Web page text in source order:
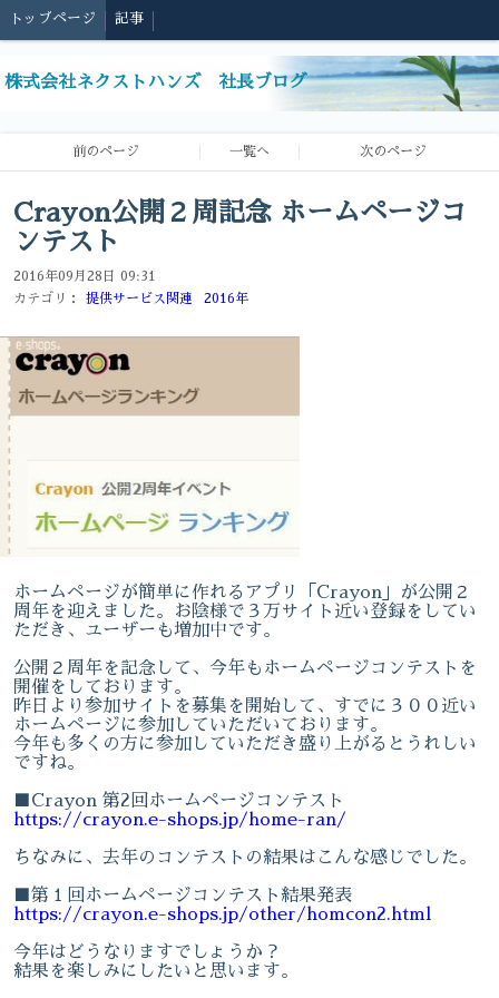
トップページ 記事
株式会社ネクストハンズ 社長ブログ
前のページ 一覧へ 次のページ
Crayon公開２周記念 ホームページコ
ンテスト
2016年09月28日 09:31
カテゴリ：
提供サービス関連 2016年
ホームページが簡単に作れるアプリ「Crayon」が公開２
周年を迎えました。お陰様で３万サイト近い登録をしてい
ただき、ユーザーも増加中です。
公開２周年を記念して、今年もホームページコンテストを
開催をしております。
昨日より参加サイトを募集を開始して、すでに３００近い
ホームページに参加していただいております。
今年も多くの方に参加していただき盛り上がるとうれしい
ですね。
■Crayon 第2回ホームページコンテスト
https://crayon.e-shops.jp/home-ran/
ちなみに、去年のコンテストの結果はこんな感じでした。
■第１回ホームページコンテスト結果発表
https://crayon.e-shops.jp/other/homcon2.html
今年はどうなりますでしょうか？
結果を楽しみにしたいと思います。